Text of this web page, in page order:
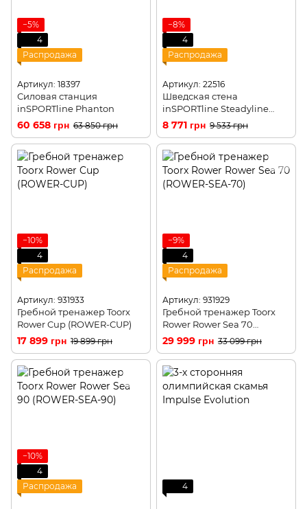
−5%
4
Распродажа
Артикул: 18397
Силовая станция
inSPORTline Phanton
60 658 грн 63 850 грн
−8%
4
Распродажа
Артикул: 22516
Шведская стена
inSPORTline Steadyline
200x90 cm
8 771 грн 9 533 грн
−10%
4
Распродажа
Артикул: 931933
Гребной тренажер Toorx
Rower Cup (ROWER-CUP)
17 899 грн 19 899 грн
−9%
4
Распродажа
Артикул: 931929
Гребной тренажер Toorx
Rower Rower Sea 70
(ROWER-SEA-70)
29 999 грн 33 099 грн
−10%
4
Распродажа
4